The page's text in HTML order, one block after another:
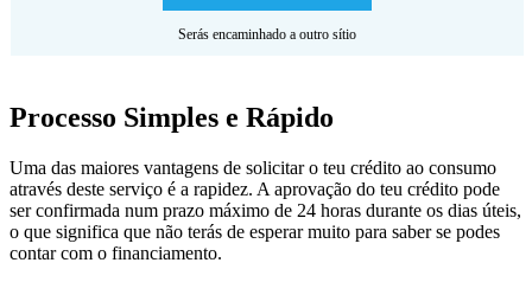
Serás encaminhado a outro sítio
Processo Simples e Rápido
Uma das maiores vantagens de solicitar o teu crédito ao consumo
através deste serviço é a rapidez. A aprovação do teu crédito pode
ser confirmada num prazo máximo de 24 horas durante os dias úteis,
o que significa que não terás de esperar muito para saber se podes
contar com o financiamento.